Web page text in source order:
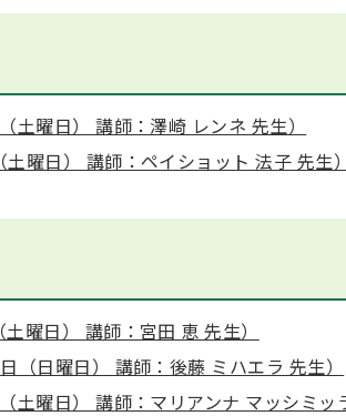
曜日） 講師：澤崎 レンネ 先生）
曜日） 講師：ペイショット 法子 先生）
曜日） 講師：宮田 恵 先生）
（日曜日） 講師：後藤 ミハエラ 先生）
土曜日） 講師：マリアンナ マッシミッ